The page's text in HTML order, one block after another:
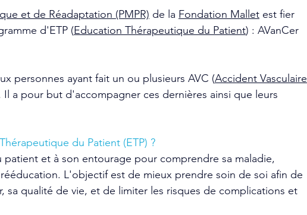
Les petites pas Micro-crèche
et de Réadaptation (PMPR) de la Fondation Mallet est fier
d'ETP (Education Thérapeutique du Patient) : AVanCer
personnes ayant fait un ou plusieurs AVC (Accident Vasculaire
a pour but d'accompagner ces dernières ainsi que leurs
du Patient (ETP) ?
et à son entourage pour comprendre sa maladie,
L'objectif est de mieux prendre soin de soi afin de
sa qualité de vie, et de limiter les risques de complications et